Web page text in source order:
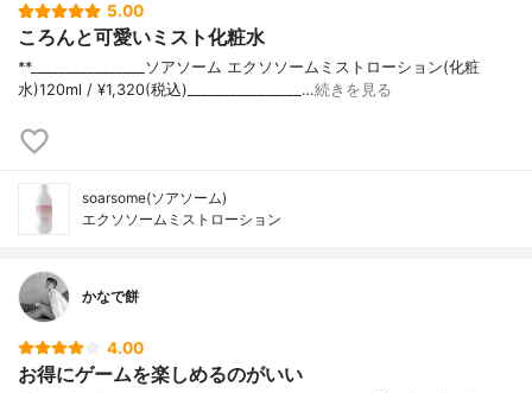
5.00
ころんと可愛いミスト化粧水
**⁡________________⁡ソアソーム ⁡エクソソームミストローション(化粧
水)120ml / ¥1,320(税込)________________…続きを見る
soarsome(ソアソーム)
エクソソームミストローション
かなで餅
4.00
お得にゲームを楽しめるのがいい